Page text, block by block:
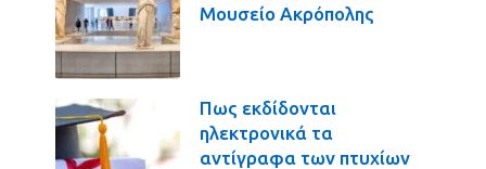
Μουσείο Ακρόπολης
Πως εκδίδονται
ηλεκτρονικά τα
αντίγραφα των πτυχίων